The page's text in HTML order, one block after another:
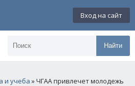
Вход на сайт
Найти
и учеба » ЧГАА привлечет молодежь